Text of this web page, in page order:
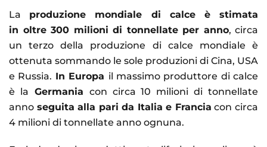
La produzione mondiale di calce è stimata
in oltre 300 milioni di tonnellate per anno, circa
un terzo della produzione di calce mondiale è
ottenuta sommando le sole produzioni di Cina, USA
e Russia. In Europa il massimo produttore di calce
è la Germania con circa 10 milioni di tonnellate
anno seguita alla pari da Italia e Francia con circa
4 milioni di tonnellate anno ognuna.